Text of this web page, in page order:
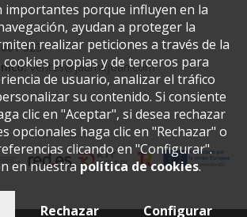
importantes porque influyen en la
ayudan a proteger la
realizar peticiones a través de la
propias y de terceros para
de usuario, analizar el tráfico
su contenido. Si consiente
clic en "Aceptar", si desea rechazar
opcionales haga clic en "Rechazar" o
clicando en "Configurar".
en nuestra política de cookies.
Rechazar Configurar
323
ventes@jaumejoan.com